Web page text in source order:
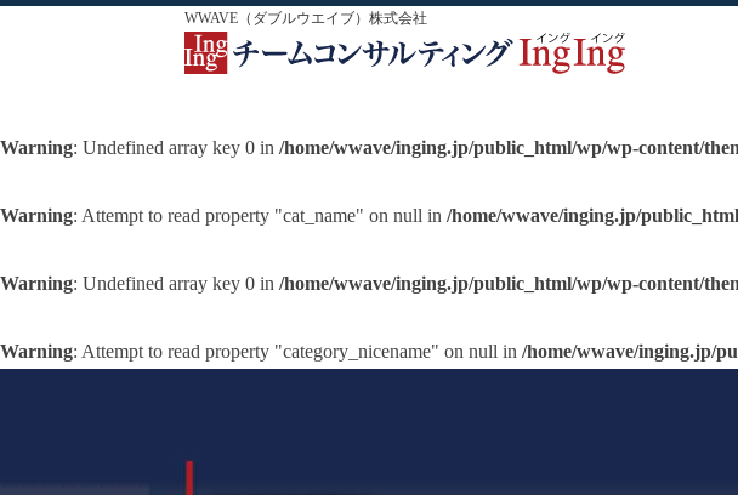
WWAVE（ダブルウエイブ）株式会社
Warning: Undefined array key 0 in /home/wwave/inging.jp/public_html/wp/wp-content/
Warning: Attempt to read property "cat_name" on null in /home/wwave/inging.jp/
Warning: Undefined array key 0 in /home/wwave/inging.jp/public_html/wp/wp-content/
Warning: Attempt to read property "category_nicename" on null in /home/wwave/inging.jp/